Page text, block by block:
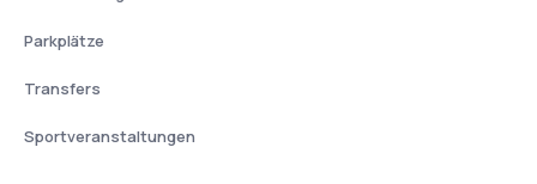
Parkplätze
Transfers
Sportveranstaltungen